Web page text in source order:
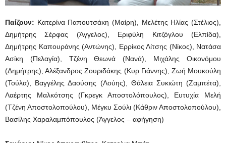
Παίζουν: Κατερίνα Παπουτσάκη (Μαίρη), Μελέτης Ηλίας (Στέλιος),
Δημήτρης Σέρφας (Άγγελος), Εριφύλη Κιτζόγλου (Ελπίδα),
Δημήτρης Καπουράνης (Αντώνης), Ερρίκος Λίτσης (Νίκος), Νατάσα
Ασίκη (Πελαγία), Τζένη Θεωνά (Νανά), Μιχάλης Οικονόμου
(Δημήτρης), Αλέξανδρος Ζουριδάκης (Κυρ Γιάννης), Ζωή Μουκούλη
(Τούλα), Βαγγέλης Δαούσης (Λούης), Θάλεια Συκιώτη (Ζαμπέτα),
Λαέρτης Μαλκότσης (Γκρεγκ Αποστολόπουλος), Ευτυχία Μελή
(Τζένη Αποστολοπούλου), Μέγκυ Σούλι (Κάθριν Αποστολοπούλου),
Βασίλης Χαραλαμπόπουλος (Άγγελος – αφήγηση)